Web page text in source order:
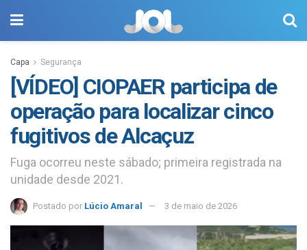
Capa Segurança
[VÍDEO] CIOPAER participa de
operação para localizar cinco
fugitivos de Alcaçuz
Fuga ocorreu neste sábado; primeira registrada na
unidade desde 2021.
Postado por Lúcio Amaral 3 de maio de 2026